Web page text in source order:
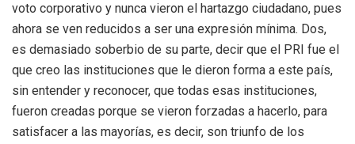
voto corporativo y nunca vieron el hartazgo ciudadano, pues
ahora se ven reducidos a ser una expresión mínima. Dos,
es demasiado soberbio de su parte, decir que el PRI fue el
que creo las instituciones que le dieron forma a este país,
sin entender y reconocer, que todas esas instituciones,
fueron creadas porque se vieron forzadas a hacerlo, para
satisfacer a las mayorías, es decir, son triunfo de los